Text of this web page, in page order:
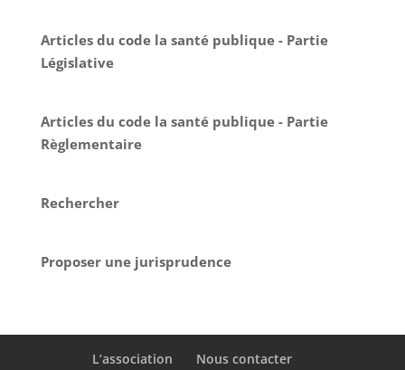
Articles du code la santé publique - Partie
Législative
Articles du code la santé publique - Partie
Règlementaire
Rechercher
Proposer une jurisprudence
L’association Nous contacter